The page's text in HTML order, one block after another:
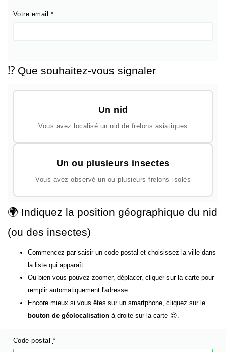
Votre email *
⁉️ Que souhaitez-vous signaler
Un nid
Vous avez localisé un nid de frelons asiatiques
Un ou plusieurs insectes
Vous avez observé un ou plusieurs frelons isolés
🌍 Indiquez la position géographique du nid
(ou des insectes)
Commencez par saisir un code postal et choisissez la ville dans
la liste qui apparaît.
Ou bien vous pouvez zoomer, déplacer, cliquer sur la carte pour
remplir automatiquement l'adresse.
Encore mieux si vous êtes sur un smartphone, cliquez sur le
bouton de géolocalisation à droite sur la carte 😍.
Code postal *